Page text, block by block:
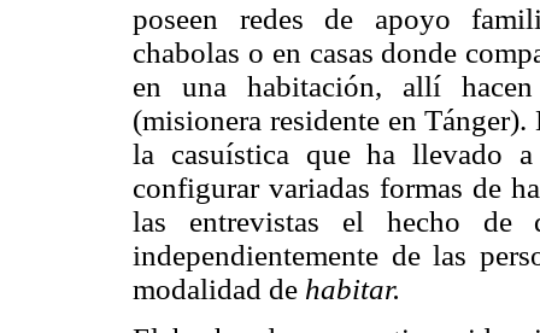
poseen redes de apoyo
chabolas o en casas donde
en una habitación, allí
(misionera residente en
la casuística que ha llevado
configurar variadas formas de
las entrevistas el hecho de
independientemente de las
modalidad de habitar.